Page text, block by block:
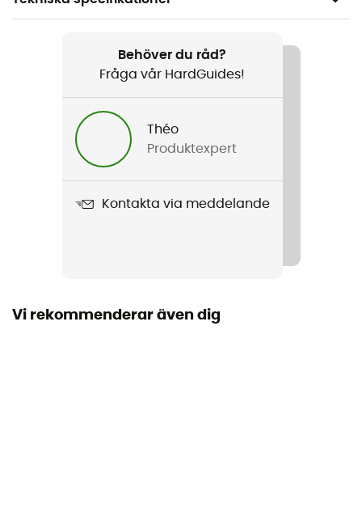
Produktnamn
Behöver du råd?
Fråga vår HardGuides!
Théo
Produktexpert
Kontakta via meddelande
Vi rekommenderar även dig